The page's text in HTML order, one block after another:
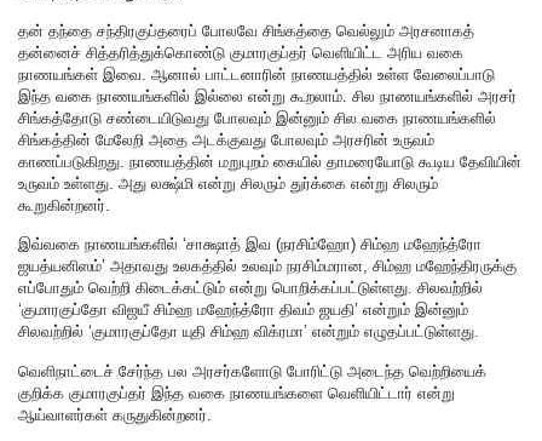
தன் தந்தை சந்திரகுப்தரைப் போலவே சிங்கத்தை வெல்லும் அரசனாகத்
தன்னைச் சித்தரித்துக்கொண்டு குமாரகுப்தர் வெளியிட்ட அரிய வகை
நாணயங்கள் இவை. ஆனால் பாட்டனாரின் நாணயத்தில் உள்ள வேலைப்பாடு
இந்த வகை நாணயங்களில் இல்லை என்று கூறலாம். சில நாணயங்களில் அரசர்
சிங்கத்தோடு சண்டையிடுவது போலவும் இன்னும் சில வகை நாணயங்களில்
சிங்கத்தின் மேலேறி அதை அடக்குவது போலவும் அரசரின் உருவம்
காணப்படுகிறது. நாணயத்தின் மறுபுறம் கையில் தாமரையோடு கூடிய தேவியின்
உருவம் உள்ளது. அது லக்ஷ்மி என்று சிலரும் துர்க்கை என்று சிலரும்
கூறுகின்றனர்.
இவ்வகை நாணயங்களில் ‘சாக்ஷாத் இவ (நரசிம்ஹோ) சிம்ஹ மஹேந்த்ரோ
ஜயத்யனிஸம்’ அதாவது உலகத்தில் உலவும் நரசிம்மரான, சிம்ஹ மஹேந்திரருக்கு
எப்போதும் வெற்றி கிடைக்கட்டும் என்று பொறிக்கப்பட்டுள்ளது. சிலவற்றில்
‘குமாரகுப்தோ விஜயீ சிம்ஹ மஹேந்த்ரோ திவம் ஜயதி’ என்றும் இன்னும்
சிலவற்றில் ‘குமாரகுப்தோ யுதி சிம்ஹ விக்ரமா’ என்றும் எழுதப்பட்டுள்ளது.
வெளிநாட்டைச் சேர்ந்த பல அரசர்களோடு போரிட்டு அடைந்த வெற்றியைக்
குறிக்க குமாரகுப்தர் இந்த வகை நாணயங்களை வெளியிட்டார் என்று
ஆய்வாளர்கள் கருதுகின்றனர்.